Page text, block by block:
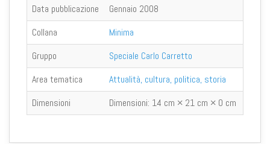
Data pubblicazione
Gennaio 2008
Collana
Minima
Gruppo
Speciale Carlo Carretto
Area tematica
Attualità, cultura, politica, storia
Dimensioni
Dimensioni: 14 cm × 21 cm × 0 cm